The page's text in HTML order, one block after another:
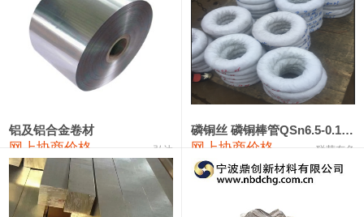
2#锑 85,000—91,000 88,000 1,000
1#镁 17,000—18,000 17,500 0
18,900—19,100 19,000 100
1#电解锰(99.7%袋装) 18,000—18,200 18,100 100
1#铬 60,000—82,000
553#硅 9,300—9,500
铝及铝合金卷材
网上协商价格 弘达
磷铜丝 磷铜棒管QSn6.5-0.1 7-0.2 8-0.3
网上协商价格 联荣有色